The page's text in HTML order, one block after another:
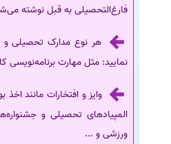
فارغ‌التحصیلی به قبل نوشته
هر نوع مدارک تحصیلی و
نمایید: مثل مهارت برنامه‌نویسی
وایز و افتخارات مانند
المپیادهای تحصیلی و
ورزشی و ...